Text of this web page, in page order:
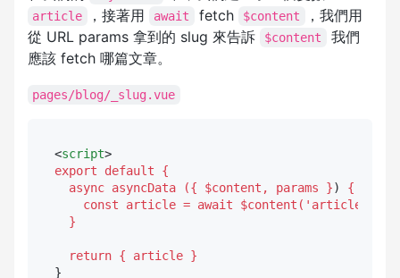
article ，接著用 await fetch $content
，我們用
從 URL params 拿到的 slug 來告訴
$content
我們
應該 fetch 哪篇文章。
pages/blog/_slug.vue
<script>
export
default
{
  async asyncData ({ $content, params }
) {
const article = await $content('articles,
  }
return { article }